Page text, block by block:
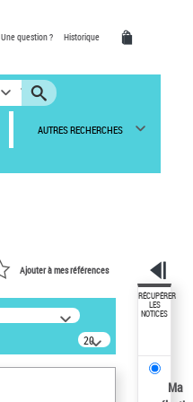
Une question ? Historique
AUTRES RECHERCHES
Ajouter à mes références
20
résultats/page
RÉCUPÉRER
LES
NOTICES
Ma